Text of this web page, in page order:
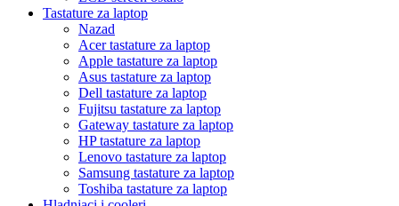
Tastature za laptop
Nazad
Acer tastature za laptop
Apple tastature za laptop
Asus tastature za laptop
Dell tastature za laptop
Fujitsu tastature za laptop
Gateway tastature za laptop
HP tastature za laptop
Lenovo tastature za laptop
Samsung tastature za laptop
Toshiba tastature za laptop